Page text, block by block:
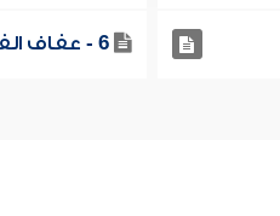
6 - عفاف الفرج